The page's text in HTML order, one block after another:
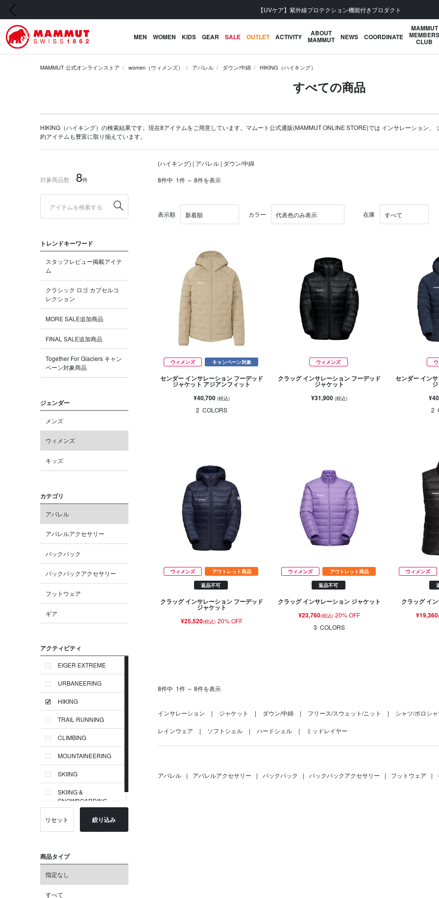
【UVケア】紫外線プロテクション機能付きプロダクト
前の画像
MEN WOMEN KIDS GEAR SALE OUTLET ACTIVITY ABOUT
MAMMUT NEWS COORDINATE
MAMMUT
MEMBERS
CLUB
MAMMUT 公式オンラインストア women（ウィメンズ） アパレル ダウン/中綿 HIKING（ハイキング）
すべての商品
HIKING（ハイキング）の検索結果です。現在8アイテムをご用意しています。マムート公式通販(MAMMUT ONLINE STORE)では インサレーション
約アイテムも豊富に取り揃えています。
対象商品数 8件
トレンドキーワード
スタッフレビュー掲載アイテ
ム
クラシック ロゴ カプセルコ
レクション
MORE SALE追加商品
FINAL SALE追加商品
Together For Glaciers キャン
ペーン対象商品
ジェンダー
メンズ
ウィメンズ
キッズ
カテゴリ
アパレル
アパレルアクセサリー
バックパック
バックパックアクセサリー
フットウェア
ギア
アクティビティ
EIGER EXTREME
URBANEERING
HIKING
TRAIL RUNNING
CLIMBING
MOUNTAINEERING
SKIING
SKIING &
SNOWBOARDING
リセット 絞り込み
商品タイプ
指定なし
すべて
(ハイキング) | アパレル | ダウン/中綿
8件中 1件 ～ 8件を表示
表示順 カラー 在庫
ウィメンズ キャンペーン対象
センダー インサレーション フーデッド
ジャケット アジアンフィット
¥40,700 (税込)
2 COLORS
ウィメンズ
クラッグ インサレーション フーデッド
ジャケット
¥31,900 (税込)
センダー イン
2
ウィメンズ アウトレット商品
返品不可
クラッグ インサレーション フーデッド
ジャケット
¥25,520(税込) 20% OFF
ウィメンズ アウトレット商品
返品不可
クラッグ インサレーション ジャケット
¥23,760(税込) 20% OFF
3 COLORS
ウィメンズ
クラッグ イ
¥19,360
8件中 1件 ～ 8件を表示
インサレーション ジャケット ダウン/中綿 フリース/スウェット/ニット シャツ/ポロシャ
レインウェア ソフトシェル ハードシェル ミッドレイヤー
アパレル | アパレルアクセサリー | バックパック | バックパックアクセサリー | フットウェア |